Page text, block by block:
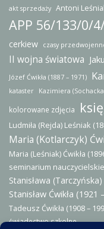
akt sprzedaży Antoni
APP 56/133/0/
cerkiew czasy
II wojna światowa
Józef Ćwikła (1887 – 1971)
kataster Kazimiera
kolorowane zdjęcia
Ludmiła (Rejda) Leśniak
Maria (Kotlarczyk)
Maria (Leśniak) Ćwikła
seminarium nauczycielskie
Stanisława
Stanisław Ćwikła (1921
Tadeusz Ćwikła (1908 –
świadectwo szkolne